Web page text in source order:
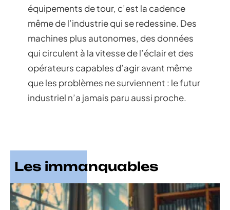
équipements de tour, c’est la cadence
même de l’industrie qui se redessine. Des
machines plus autonomes, des données
qui circulent à la vitesse de l’éclair et des
opérateurs capables d’agir avant même
que les problèmes ne surviennent : le futur
industriel n’a jamais paru aussi proche.
Les immanquables